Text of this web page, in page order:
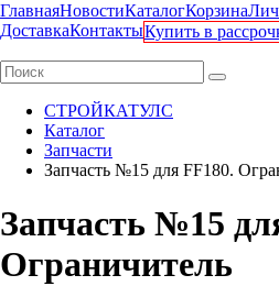
ГлавнаяНовостиКаталогКорзина
ДоставкаКонтактыКупить в
СТРОЙКАТУЛС
Каталог
Запчасти
Запчасть №15 для FF180.
Запчасть №15
Ограничитель